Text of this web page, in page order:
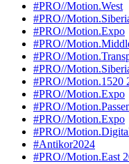
#PRO//Motion.West
#PRO//
#PRO//Motion.Expo
#PRO//
#PRO//
#PRO//
#PRO//Motion.1520
#PRO//Motion.Expo
#PRO//
#PRO//Motion.Expo
#PRO//
#Antikor2024
#PRO//Motion.East